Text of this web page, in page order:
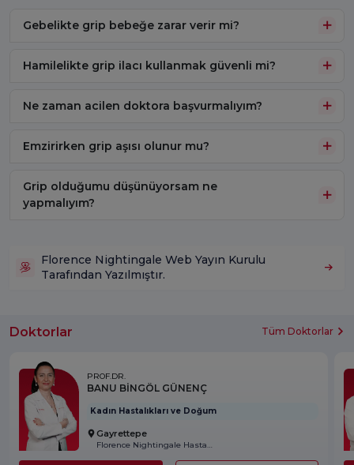
Gebelikte grip bebeğe zarar verir mi?
Hamilelikte grip ilacı kullanmak güvenli mi?
Ne zaman acilen doktora başvurmalıyım?
Emzirirken grip aşısı olunur mu?
Grip olduğumu düşünüyorsam ne
yapmalıyım?
Florence Nightingale Web Yayın Kurulu
Tarafından Yazılmıştır.
Doktorlar Tüm Doktorlar
PROF.DR.
BANU BİNGÖL GÜNENÇ
Kadın Hastalıkları ve Doğum
Gayrettepe
Florence Nightingale Hastanesi